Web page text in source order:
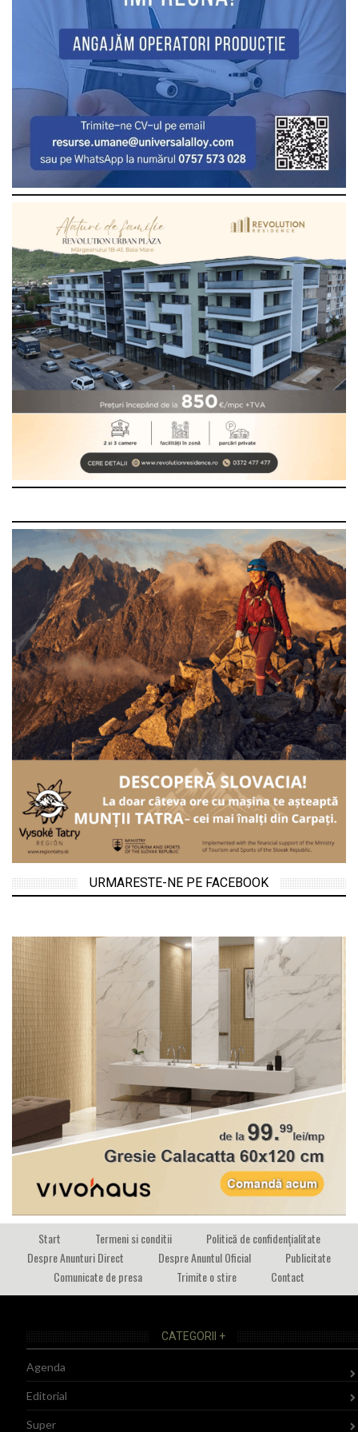
URMARESTE-NE PE FACEBOOK
Start Termeni si conditii
Politică de confidențialitate
Despre Anunturi Direct
Despre Anuntul Oficial
Publicitate
Comunicate de presa
Trimite o stire Contact
CATEGORII +
Agenda
Editorial
Super